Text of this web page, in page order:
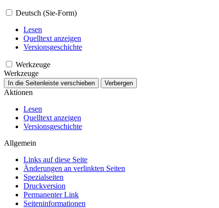
Deutsch (Sie-Form)
Lesen
Quelltext anzeigen
Versionsgeschichte
Werkzeuge
Werkzeuge
In die Seitenleiste verschieben Verbergen
Aktionen
Lesen
Quelltext anzeigen
Versionsgeschichte
Allgemein
Links auf diese Seite
Änderungen an verlinkten Seiten
Spezialseiten
Druckversion
Permanenter Link
Seiten­­informationen